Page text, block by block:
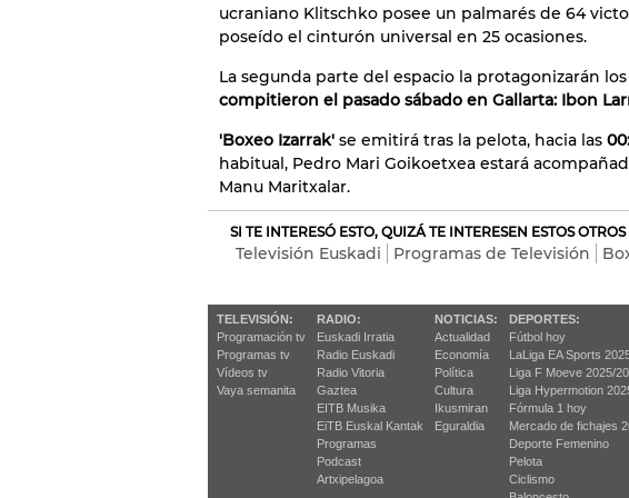
ucraniano Klitschko posee un palmarés de 64
poseído el cinturón universal en 25 ocasiones.
La segunda parte del espacio la protagonizarán los
compitieron el pasado sábado en Gallarta: Ibon
'Boxeo Izarrak' se emitirá tras la pelota, hacia las
habitual, Pedro Mari Goikoetxea estará
Manu Maritxalar.
SI TE INTERESÓ ESTO, QUIZÁ TE INTERESEN ESTOS
Televisión Euskadi Programas de Televisión
TELEVISIÓN:
Programación tv
Programas tv
Vídeos tv
Vaya semanita
RADIO:
Euskadi Irratia
Radio Euskadi
Radio Vitoria
Gaztea
EITB Musika
EiTB Euskal Kantak
Programas
Podcast
Artxipelagoa
NOTICIAS:
Actualidad
Economía
Política
Cultura
Ikusmiran
Eguraldia
DEPORTES:
Fútbol hoy
LaLiga EA Sports
Liga F Moeve 2025/
Liga Hypermotion
Fórmula 1 hoy
Mercado de fichajes
Deporte Femenino
Pelota
Ciclismo